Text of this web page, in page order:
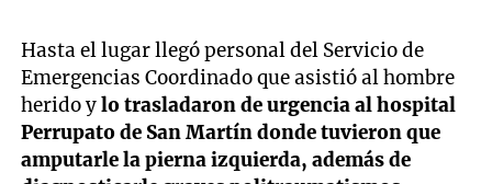
Hasta el lugar llegó personal del Servicio de
Emergencias Coordinado que asistió al hombre
herido ylo trasladaron de urgencia al hospital
Perrupato de San Martín donde tuvieron que
amputarle la pierna izquierda, además de